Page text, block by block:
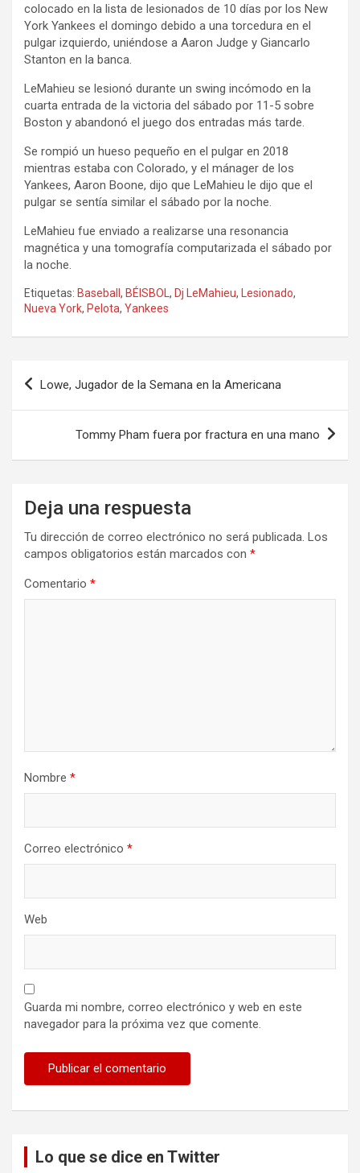
colocado en la lista de lesionados de 10 días por los New
York Yankees el domingo debido a una torcedura en el
pulgar izquierdo, uniéndose a Aaron Judge y Giancarlo
Stanton en la banca.
LeMahieu se lesionó durante un swing incómodo en la
cuarta entrada de la victoria del sábado por 11-5 sobre
Boston y abandonó el juego dos entradas más tarde.
Se rompió un hueso pequeño en el pulgar en 2018
mientras estaba con Colorado, y el mánager de los
Yankees, Aaron Boone, dijo que LeMahieu le dijo que el
pulgar se sentía similar el sábado por la noche.
LeMahieu fue enviado a realizarse una resonancia
magnética y una tomografía computarizada el sábado por
la noche.
Etiquetas: Baseball , BÉISBOL , Dj LeMahieu, Lesionado,
Nueva York, Pelota, Yankees
Navegación
Lowe, Jugador de la Semana en la Americana
Tommy Pham fuera por fractura en una mano
Deja una respuesta
Tu dirección de correo electrónico no será publicada. Los
campos obligatorios están marcados con *
Comentario *
Nombre *
Correo electrónico *
Web
Guarda mi nombre, correo electrónico y web en este
navegador para la próxima vez que comente.
Lo que se dice en Twitter